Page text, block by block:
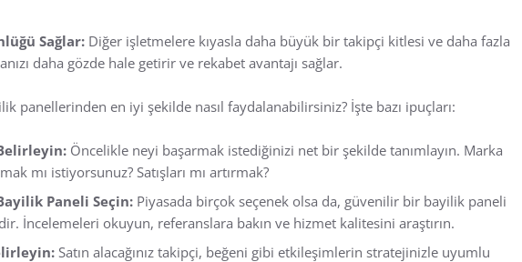
Sağlar: Diğer işletmelere kıyasla daha büyük bir takipçi kitlesi ve daha fazla
daha gözde hale getirir ve rekabet avantajı sağlar.
panellerinden en iyi şekilde nasıl faydalanabilirsiniz? İşte bazı ipuçları:
Öncelikle neyi başarmak istediğinizi net bir şekilde tanımlayın. Marka
mı istiyorsunuz? Satışları mı artırmak?
Paneli Seçin: Piyasada birçok seçenek olsa da, güvenilir bir bayilik paneli
İncelemeleri okuyun, referanslara bakın ve hizmet kalitesini araştırın.
Satın alacağınız takipçi, beğeni gibi etkileşimlerin stratejinizle uyumlu